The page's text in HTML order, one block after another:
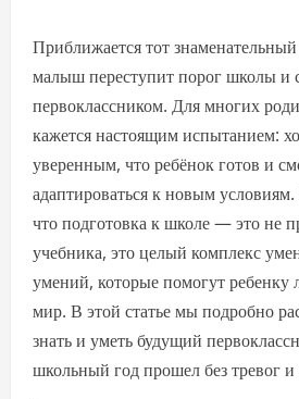
Приближается тот
малыш переступит порог школы и
первоклассником. Для многих
кажется настоящим испытанием:
уверенным, что ребёнок готов и
адаптироваться к новым
что подготовка к школе — это не
учебника, это целый комплекс
умений, которые помогут ребенку
мир. В этой статье мы подробно
знать и уметь будущий
школьный год прошел без тревог